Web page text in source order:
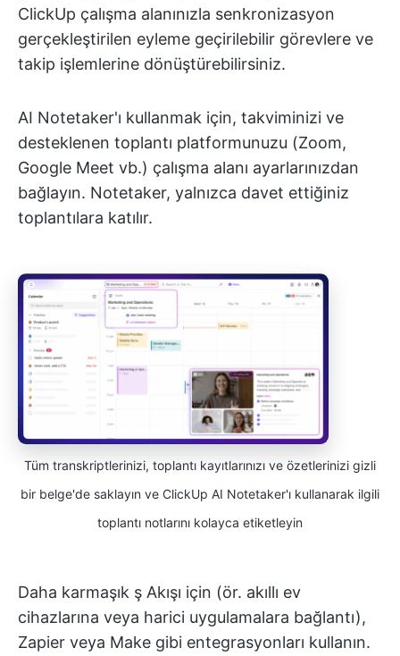
ClickUp çalışma alanınızla senkronizasyon
gerçekleştirilen eyleme geçirilebilir görevlere ve
takip işlemlerine dönüştürebilirsiniz.
AI Notetaker'ı kullanmak için, takviminizi ve
desteklenen toplantı platformunuzu (Zoom,
Google Meet vb.) çalışma alanı ayarlarınızdan
bağlayın. Notetaker, yalnızca davet ettiğiniz
toplantılara katılır.
Tüm transkriptlerinizi, toplantı kayıtlarınızı ve özetlerinizi gizli
bir belge'de saklayın ve ClickUp AI Notetaker'ı kullanarak ilgili
toplantı notlarını kolayca etiketleyin
Daha karmaşık ş Akışı için (ör. akıllı ev
cihazlarına veya harici uygulamalara bağlantı),
Zapier veya Make gibi entegrasyonları kullanın.